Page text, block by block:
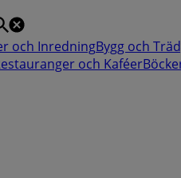
och InredningBygg och
och Kaféer